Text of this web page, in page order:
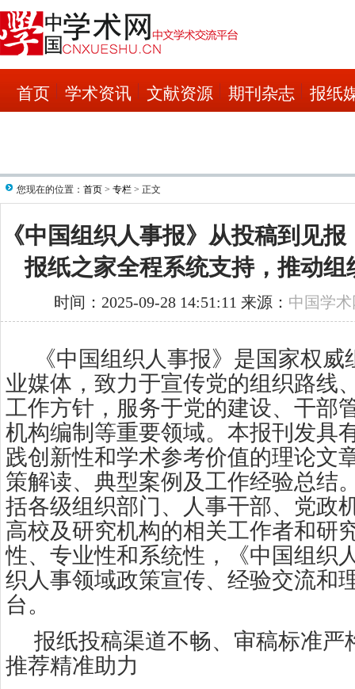
首页 学术资讯 文献资源 期刊杂志 报纸
您现在的位置： 首页 > 专栏 > 正文
《中国组织人事报》从投稿到见
报纸之家全程系统支持，推动组
时间：2025-09-28 14:51:11 来源： 中国学
《中国组织人事报》是国家权
业媒体，致力于宣传党的组织路线
工作方针，服务于党的建设、干部
机构编制等重要领域。本报刊发具
践创新性和学术参考价值的理论文
策解读、典型案例及工作经验总结
括各级组织部门、人事干部、党政
高校及研究机构的相关工作者和研
性、专业性和系统性，《中国组织
织人事领域政策宣传、经验交流和
台。
报纸投稿渠道不畅、审稿标准严
推荐精准助力